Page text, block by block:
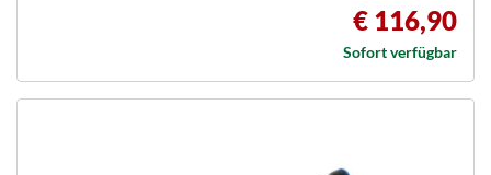
€ 116,90
Sofort verfügbar